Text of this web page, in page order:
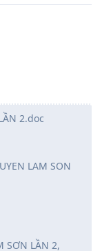
2.doc
LAM SON
SƠN LẦN 2,